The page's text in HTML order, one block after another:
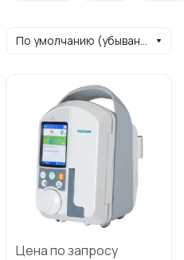
По умолчанию (убывание)
Цена по запросу